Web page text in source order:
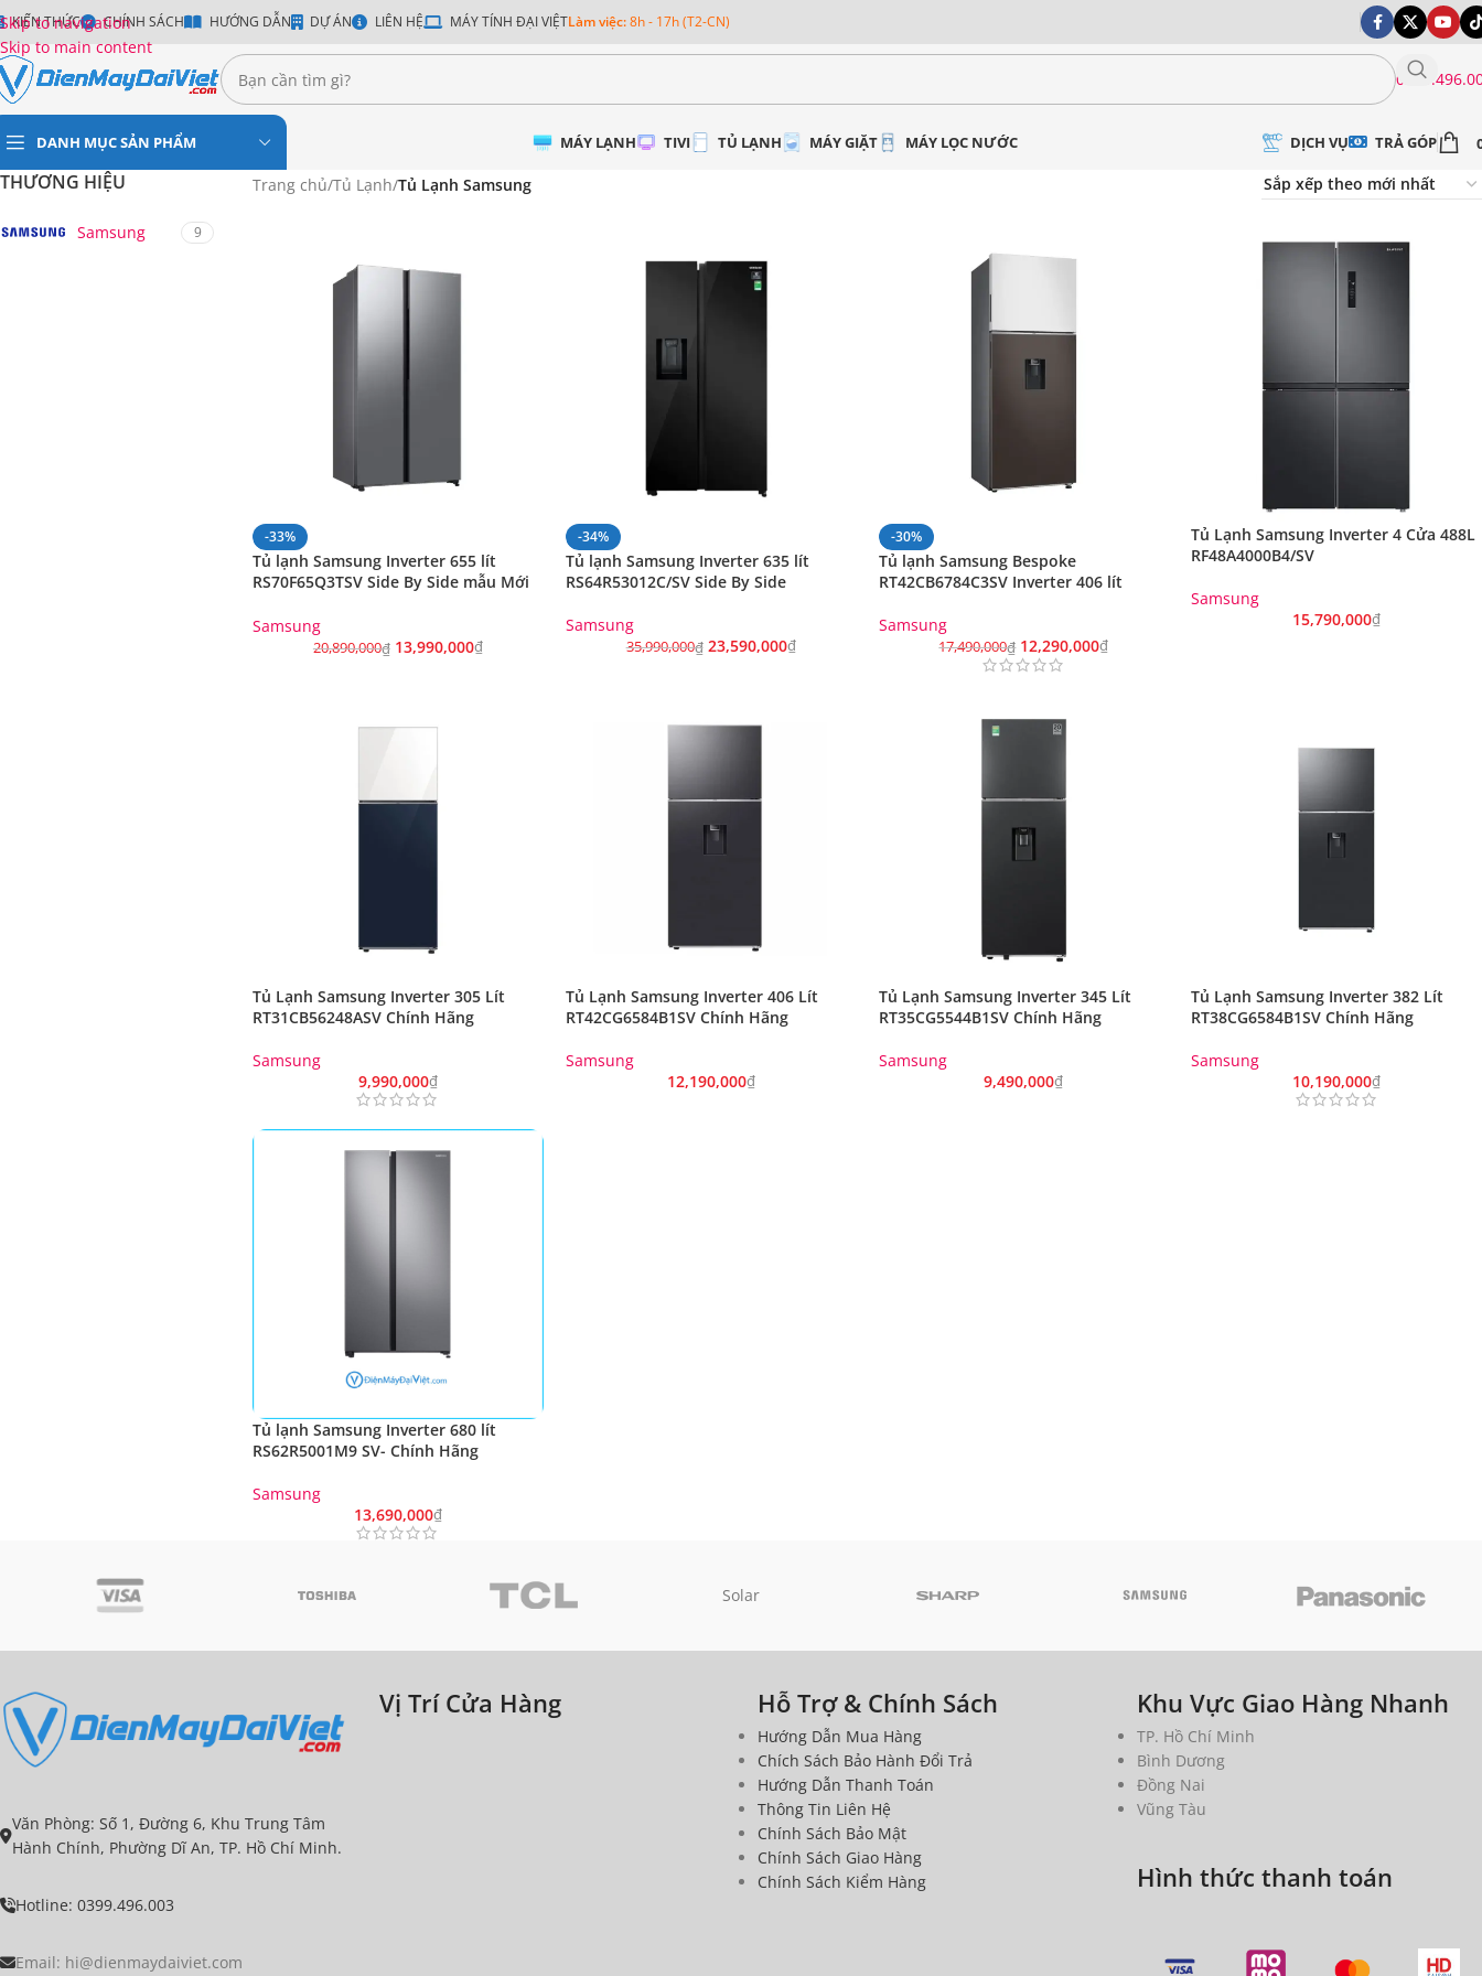
Skip to navigation
Skip to main content
KIẾN THỨC CHÍNH SÁCH HƯỚNG DẪN DỰ ÁN LIÊN HỆ MÁY TÍNH ĐẠI VIỆTLàm việc:8h - 17h (T2-CN)
DANH MỤC SẢN PHẨM MÁY LẠNH TIVI TỦ LẠNH MÁY GIẶT MÁY LỌC NƯỚC DỊCH VỤ TRẢ GÓP
THƯƠNG HIỆU
Samsung 9
Trang chủ/Tủ Lạnh/Tủ Lạnh Samsung
-33%
Tủ lạnh Samsung Inverter 655 lít
RS70F65Q3TSV Side By Side mẫu Mới
Samsung
20,890,000₫ 13,990,000₫
-34%
Tủ lạnh Samsung Inverter 635 lít
RS64R53012C/SV Side By Side
Samsung
35,990,000₫ 23,590,000₫
-30%
Tủ lạnh Samsung Bespoke
RT42CB6784C3SV Inverter 406 lít
Samsung
17,490,000₫ 12,290,000₫
Tủ Lạnh Samsung Inverter 4 Cửa 488L
RF48A4000B4/SV
Samsung
15,790,000₫
Tủ Lạnh Samsung Inverter 305 Lít
RT31CB56248ASV Chính Hãng
Samsung
9,990,000₫
Tủ Lạnh Samsung Inverter 406 Lít
RT42CG6584B1SV Chính Hãng
Samsung
12,190,000₫
Tủ Lạnh Samsung Inverter 345 Lít
RT35CG5544B1SV Chính Hãng
Samsung
9,490,000₫
Tủ Lạnh Samsung Inverter 382 Lít
RT38CG6584B1SV Chính Hãng
Samsung
10,190,000₫
Tủ lạnh Samsung Inverter 680 lít
RS62R5001M9 SV- Chính Hãng
Samsung
13,690,000₫
Solar
Văn Phòng: Số 1, Đường 6, Khu Trung Tâm
Hành Chính, Phường Dĩ An, TP. Hồ Chí Minh.
Hotline: 0399.496.003
Email: hi@dienmaydaiviet.com
Vị Trí Cửa Hàng Hỗ Trợ & Chính Sách
Hướng Dẫn Mua Hàng
Chích Sách Bảo Hành Đổi Trả
Hướng Dẫn Thanh Toán
Thông Tin Liên Hệ
Chính Sách Bảo Mật
Chính Sách Giao Hàng
Chính Sách Kiểm Hàng
Khu Vực Giao Hàng Nhanh
TP. Hồ Chí Minh
Bình Dương
Đồng Nai
Vũng Tàu
Hình thức thanh toán